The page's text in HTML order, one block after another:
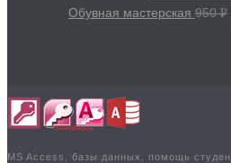
Обувная мастерская 950Р
MS Access, базы данных, помощь